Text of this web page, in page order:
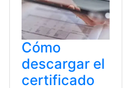
Cómo
descargar el
certificado